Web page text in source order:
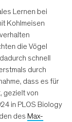
Lernen bei
Kohlmeisen
die Vögel
schnell
durch
dass es für
gezielt von
in PLOS Biology
des Max-